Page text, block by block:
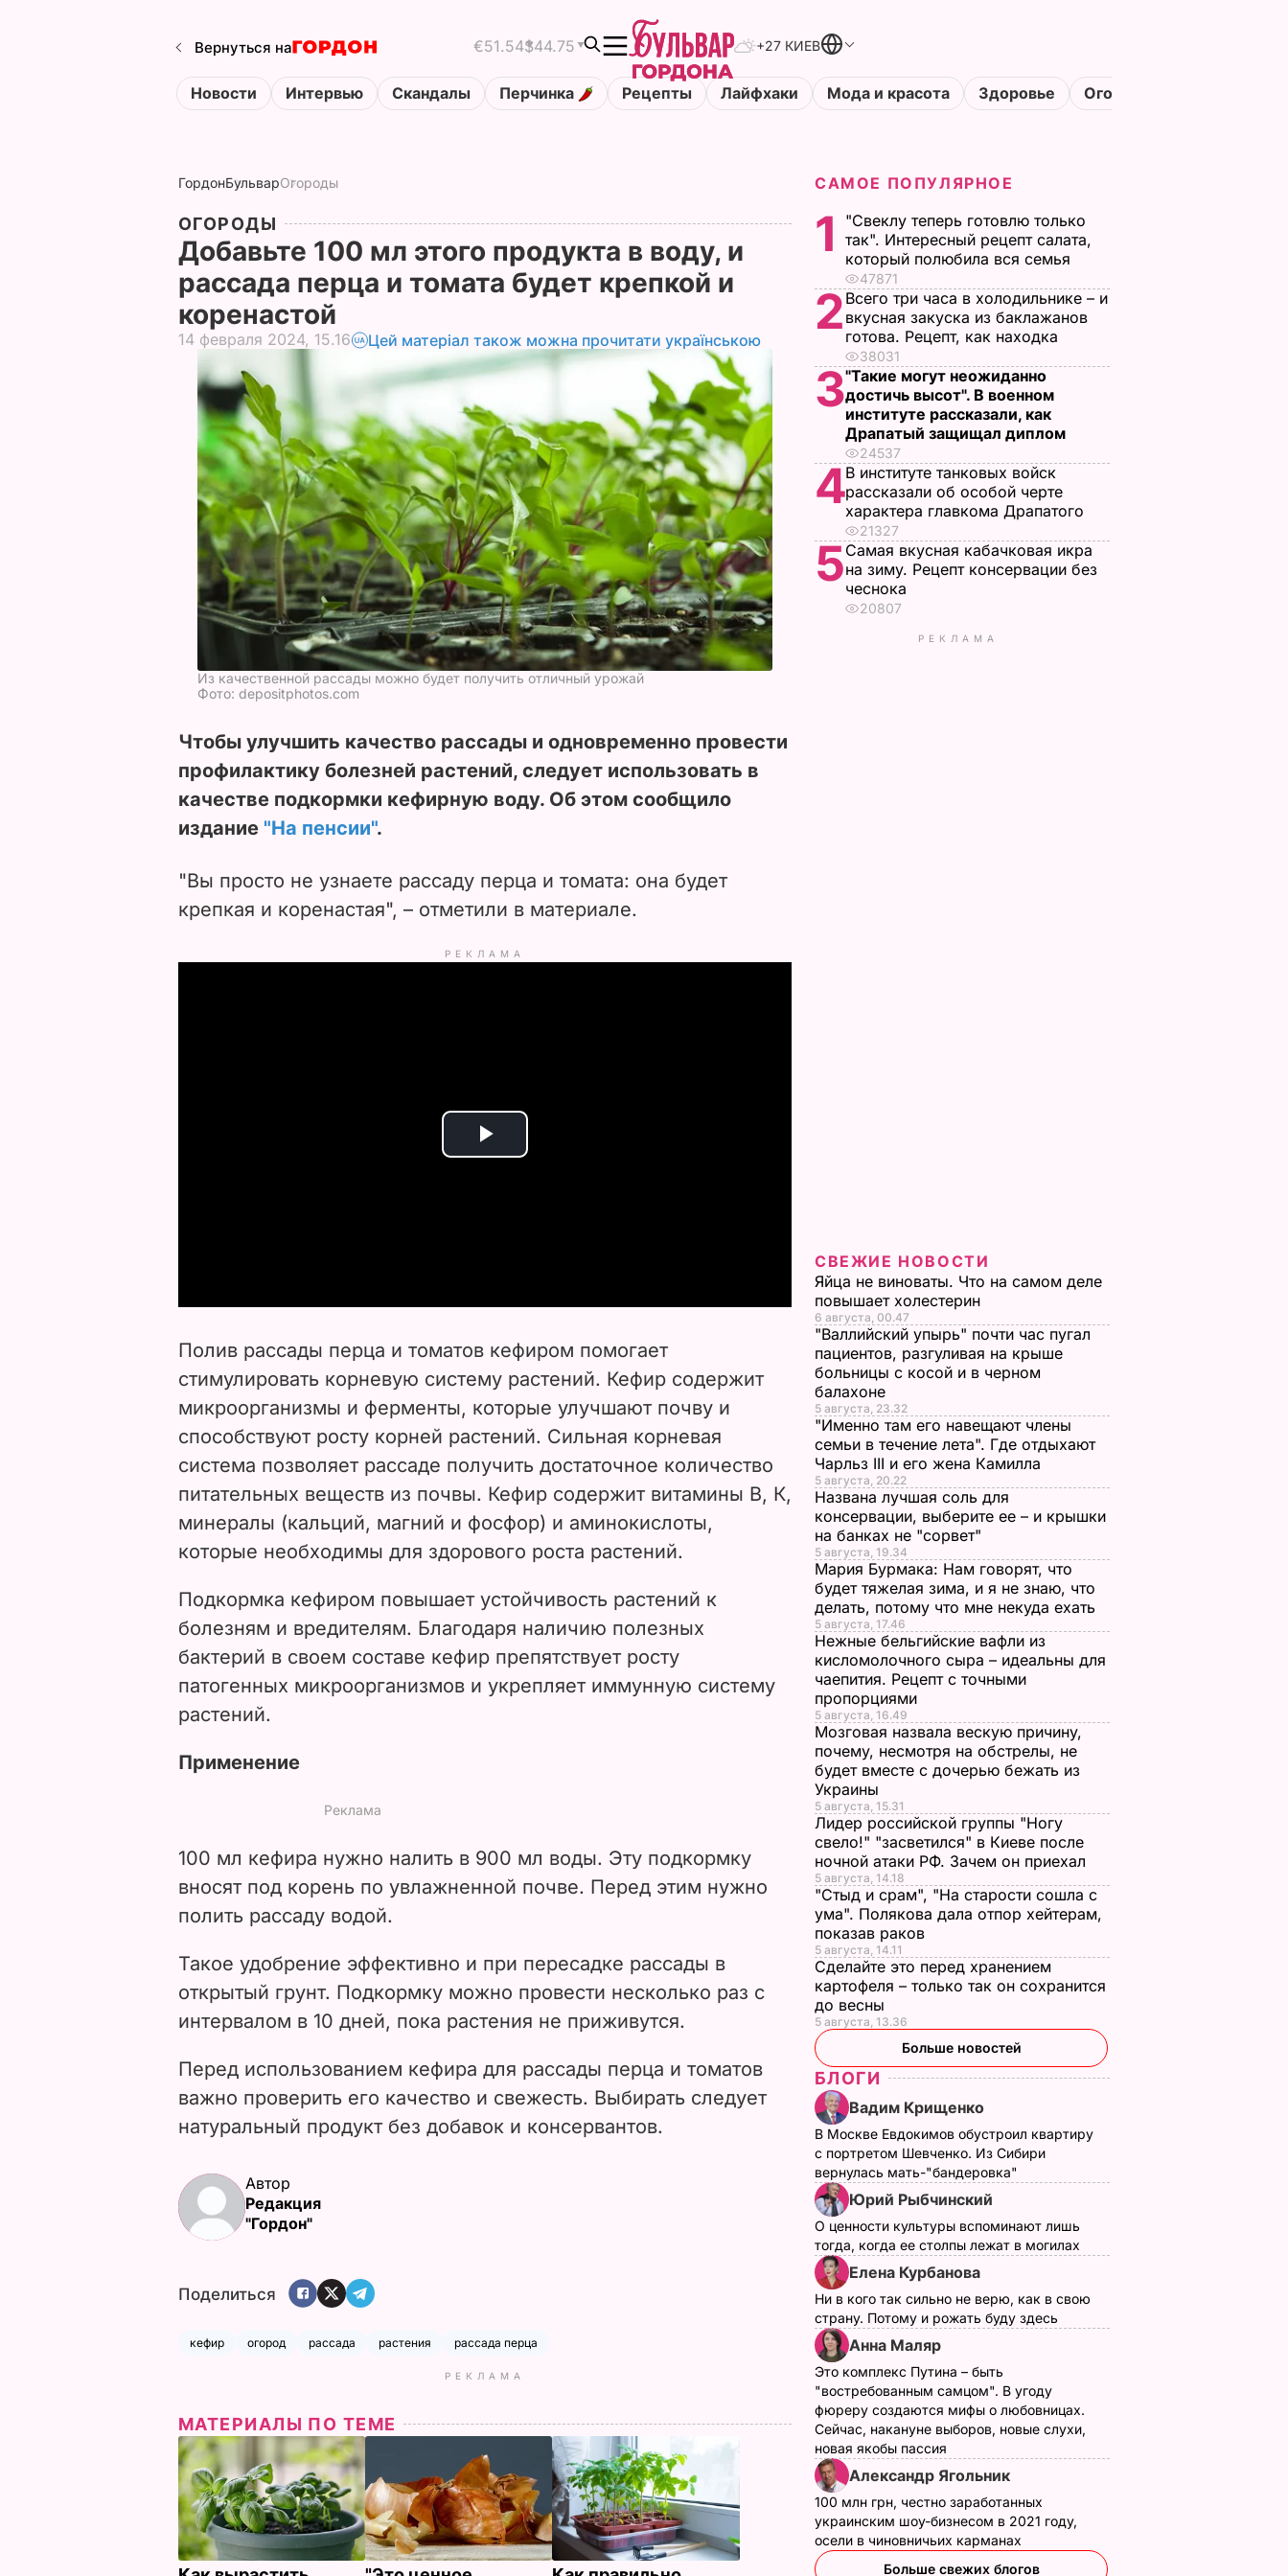
Вернуться на €51.54$44.75 +27 КИЕВ
Новости Интервью Скандалы Перчинка Рецепты Лайфхаки Мода и красота Здоровье Огороды
ГордонБульварОгороды
ОГОРОДЫ
Добавьте 100 мл этого продукта в воду, и
рассада перца и томата будет крепкой и
коренастой
14 февраля 2024, 15.16 Цей матеріал також можна прочитати українською
Из качественной рассады можно будет получить отличный урожай
Фото: depositphotos.com
Чтобы улучшить качество рассады и одновременно провести
профилактику болезней растений, следует использовать в
качестве подкормки кефирную воду. Об этом сообщило
издание "На пенсии".
"Вы просто не узнаете рассаду перца и томата: она будет
крепкая и коренастая", – отметили в материале.
РЕКЛАМА
P
i
d
e
o
Полив рассады перца и томатов кефиром помогает
стимулировать корневую систему растений. Кефир содержит
микроорганизмы и ферменты, которые улучшают почву и
способствуют росту корней растений. Сильная корневая
система позволяет рассаде получить достаточное количество
питательных веществ из почвы. Кефир содержит витамины В, К,
минералы (кальций, магний и фосфор) и аминокислоты,
которые необходимы для здорового роста растений.
Подкормка кефиром повышает устойчивость растений к
болезням и вредителям. Благодаря наличию полезных
бактерий в своем составе кефир препятствует росту
патогенных микроорганизмов и укрепляет иммунную систему
растений.
Применение
100 мл кефира нужно налить в 900 мл воды. Эту подкормку
вносят под корень по увлажненной почве. Перед этим нужно
полить рассаду водой.
Такое удобрение эффективно и при пересадке рассады в
открытый грунт. Подкормку можно провести несколько раз с
интервалом в 10 дней, пока растения не приживутся.
Перед использованием кефира для рассады перца и томатов
важно проверить его качество и свежесть. Выбирать следует
натуральный продукт без добавок и консервантов.
Автор
Редакция
"Гордон"
Поделиться
кефир огород рассада растения рассада перца
РЕКЛАМА
МАТЕРИАЛЫ ПО ТЕМЕ
САМОЕ ПОПУЛЯРНОЕ
1
"Свеклу теперь готовлю только
так". Интересный рецепт салата,
который полюбила вся семья
47871
2 Всего три часа в холодильнике – и
вкусная закуска из баклажанов
готова. Рецепт, как находка
38031
3"Такие могут неожиданно
достичь высот". В военном
институте рассказали, как
Драпатый защищал диплом
24537
4В институте танковых войск
рассказали об особой черте
характера главкома Драпатого
21327
5Самая вкусная кабачковая икра
на зиму. Рецепт консервации без
чеснока
20807
РЕКЛАМА
СВЕЖИЕ НОВОСТИ
Яйца не виноваты. Что на самом деле
повышает холестерин
6 августа, 00.47
"Валлийский упырь" почти час пугал
пациентов, разгуливая на крыше
больницы с косой и в черном
балахоне
5 августа, 23.32
"Именно там его навещают члены
семьи в течение лета". Где отдыхают
Чарльз III и его жена Камилла
5 августа, 20.22
Названа лучшая соль для
консервации, выберите ее – и крышки
на банках не "сорвет"
5 августа, 19.34
Мария Бурмака: Нам говорят, что
будет тяжелая зима, и я не знаю, что
делать, потому что мне некуда ехать
5 августа, 17.46
Нежные бельгийские вафли из
кисломолочного сыра – идеальны для
чаепития. Рецепт с точными
пропорциями
5 августа, 16.49
Мозговая назвала вескую причину,
почему, несмотря на обстрелы, не
будет вместе с дочерью бежать из
Украины
5 августа, 15.31
Лидер российской группы "Ногу
свело!" "засветился" в Киеве после
ночной атаки РФ. Зачем он приехал
5 августа, 14.18
"Стыд и срам", "На старости сошла с
ума". Полякова дала отпор хейтерам,
показав раков
5 августа, 14.11
Сделайте это перед хранением
картофеля – только так он сохранится
до весны
5 августа, 13.36
Больше новостей
БЛОГИ
Вадим Крищенко
В Москве Евдокимов обустроил квартиру
с портретом Шевченко. Из Сибири
вернулась мать-"бандеровка"
Юрий Рыбчинский
О ценности культуры вспоминают лишь
тогда, когда ее столпы лежат в могилах
Елена Курбанова
Ни в кого так сильно не верю, как в свою
страну. Потому и рожать буду здесь
Анна Маляр
Это комплекс Путина – быть
"востребованным самцом". В угоду
фюреру создаются мифы о любовницах.
Сейчас, накануне выборов, новые слухи,
новая якобы пассия
Александр Ягольник
100 млн грн, честно заработанных
украинским шоу-бизнесом в 2021 году,
осели в чиновничьих карманах
Больше свежих блогов